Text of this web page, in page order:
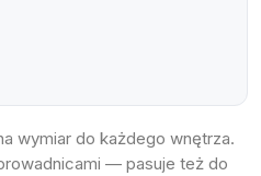
wymiar do każdego wnętrza.
— pasuje też do